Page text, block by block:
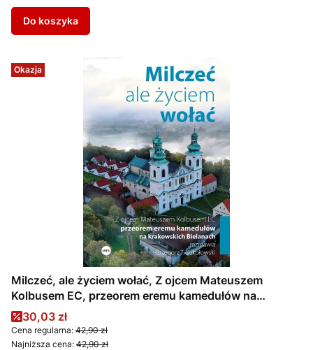
Do koszyka
Okazja
Milczeć, ale życiem wołać, Z ojcem Mateuszem
Kolbusem EC, przeorem eremu kamedułów na
krakowskich Bielanach, rozmawia Grzegorz T.
Sokołowski
Cena promocyjna
30,03 zł
Cena regularna: 42,90 zł
Najniższa cena: 42,90 zł